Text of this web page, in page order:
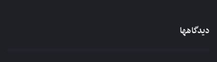
دیدگاهها